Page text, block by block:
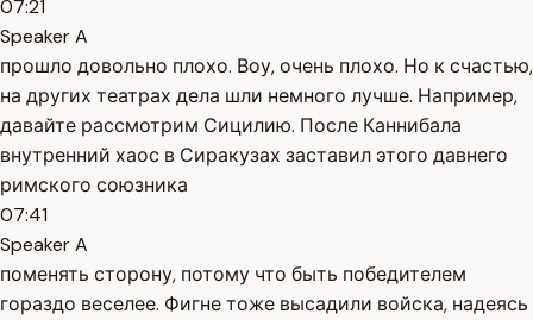
07:21
Speaker A
прошло довольно плохо. Воу, очень плохо. Но к счастью,
на других театрах дела шли немного лучше. Например,
давайте рассмотрим Сицилию. После Каннибала
внутренний хаос в Сиракузах заставил этого давнего
римского союзника
07:41
Speaker A
поменять сторону, потому что быть победителем
гораздо веселее. Фигне тоже высадили войска, надеясь